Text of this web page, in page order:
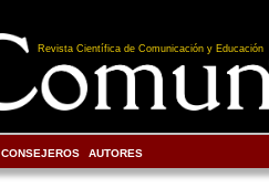
Revista Científica de Comunicación y Educación
CONSEJEROS AUTORES